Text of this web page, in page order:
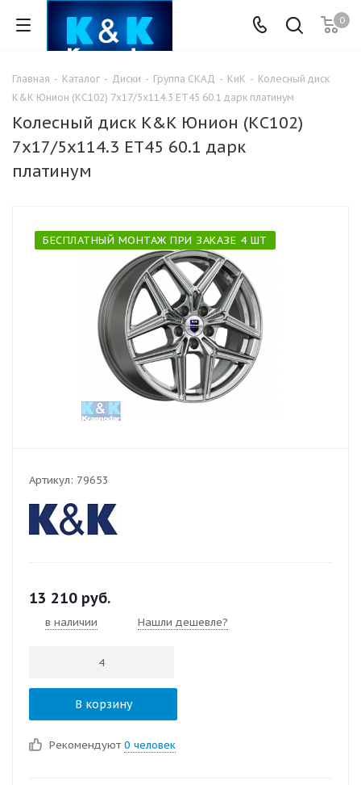
0
Главная - Каталог - Диски - Группа СКАД - КиК - Колесный диск
K&K Юнион (КС102) 7х17/5х114.3 ЕТ45 60.1 дарк платинум
Колесный диск K&K Юнион (КС102)
7х17/5х114.3 ЕТ45 60.1 дарк
платинум
БЕСПЛАТНЫЙ МОНТАЖ ПРИ ЗАКАЗЕ 4 ШТ
Артикул: 79653
13 210 руб.
в наличии Нашли дешевле?
В корзину
Рекомендуют 0 человек